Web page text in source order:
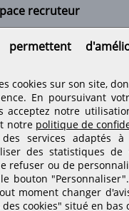
recruteur
nous sur les réseaux
permettent
cookies sur son site,
En poursuivant
acceptez notre
notre politique de
services adaptés à
des statistiques
refuser ou de
bouton
moment changer
cookies" situé en bas